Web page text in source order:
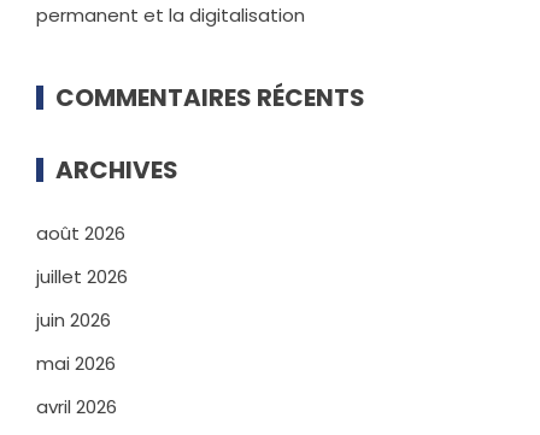
permanent et la digitalisation
COMMENTAIRES RÉCENTS
ARCHIVES
août 2026
juillet 2026
juin 2026
mai 2026
avril 2026